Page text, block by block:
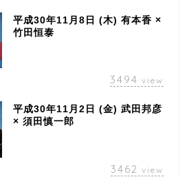
平成30年11月8日 (木) 有本香 ×
竹田恒泰
3494 view
平成30年11月2日 (金) 武田邦彦
× 須田慎一郎
3462 view